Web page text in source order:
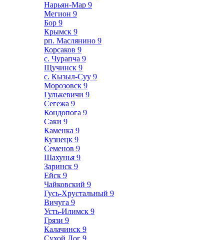
Нарьян-Мар 9
Мегион 9
Бор 9
Крымск 9
рп. Маслянино 9
Корсаков 9
с. Чурапча 9
Щучинск 9
с. Кызыл-Суу 9
Морозовск 9
Гулькевичи 9
Сегежа 9
Кондопога 9
Саки 9
Каменка 9
Кузнецк 9
Семенов 9
Шахунья 9
Заринск 9
Ейск 9
Чайковский 9
Гусь-Хрустальный 9
Вичуга 9
Усть-Илимск 9
Грязи 9
Калачинск 9
Сухой Лог 9